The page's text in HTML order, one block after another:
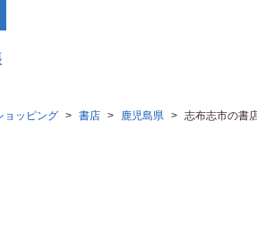
ョッピング > 書店 > 鹿児島県 > 志布志市の書